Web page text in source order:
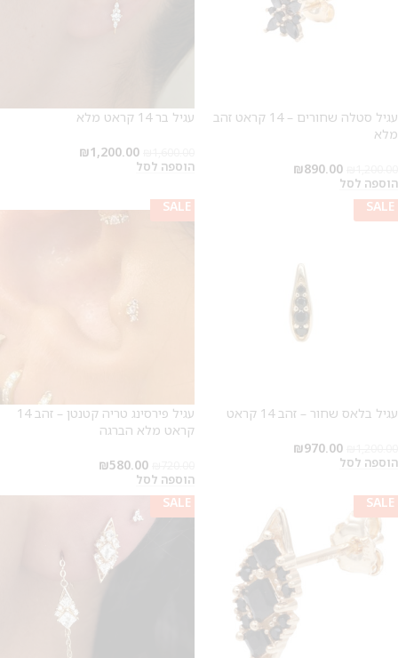
עגיל סטלה שחורים – 14 קראט זהב
מלא
₪890.00
הוספה לסל
עגיל בר 14 קראט מלא
₪1,200.00
הוספה לסל
SALE
SALE
עגיל בלאס שחור – זהב 14 קראט
₪970.00
הוספה לסל
SALE
SALE
עגיל פירסינג טריה קטנטן – זהב 14
קראט מלא הברגה
₪580.00
הוספה לסל
SALE
SALE